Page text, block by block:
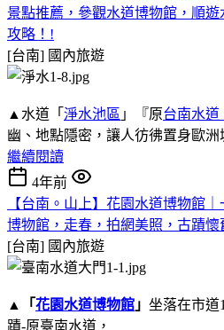
景點推薦，參觀水道博物館，順
攻略！!
[台南] 國內旅遊
▲水道「 淨水池區 」『原台南水道
幽、地點隱密，讓人彷彿置身歐
繼續閱讀
4年前
【台南。山上】花園水道博物館
博物館，走春，拍網美照，古蹟
[台南] 國內旅遊
▲ 「花園水道博物館 」 坐落在市道
蹟-原臺南水道，